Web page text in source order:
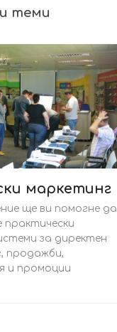
теми
маркетинг
ще ви помогне да
практически
за директен
продажби,
и промоции